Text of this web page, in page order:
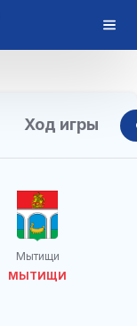
Ход игры
Мытищи
МЫТИЩИ